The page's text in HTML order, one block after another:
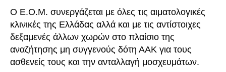
Ο Ε.Ο.Μ. συνεργάζεται με όλες τις αιματολογικές
κλινικές της Ελλάδας αλλά και με τις αντίστοιχες
δεξαμενές άλλων χωρών στο πλαίσιο της
αναζήτησης μη συγγενούς δότη ΑΑΚ για τους
ασθενείς τους και την ανταλλαγή μοσχευμάτων.